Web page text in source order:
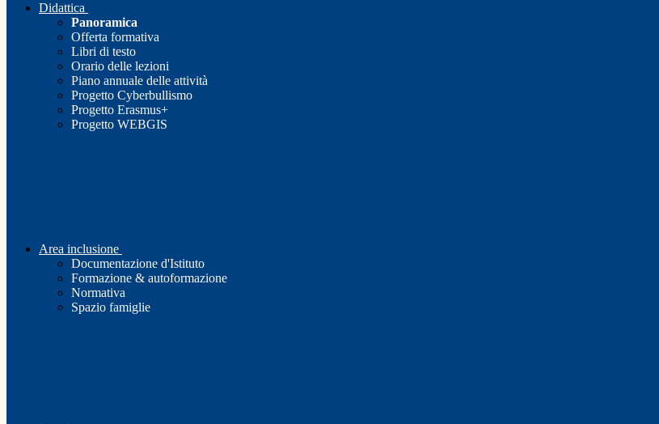
Didattica
Panoramica
Offerta formativa
Libri di testo
Orario delle lezioni
Piano annuale delle attività
Progetto Cyberbullismo
Progetto Erasmus+
Progetto WEBGIS
Area inclusione
Documentazione d'Istituto
Formazione & autoformazione
Normativa
Spazio famiglie